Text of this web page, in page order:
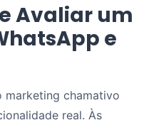
Avaliar um
e
marketing chamativo
real. Às